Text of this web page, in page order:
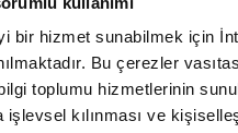
bir hizmet sunabilmek için
Bu çerezler
toplumu hizmetlerinin
işlevsel kılınması ve